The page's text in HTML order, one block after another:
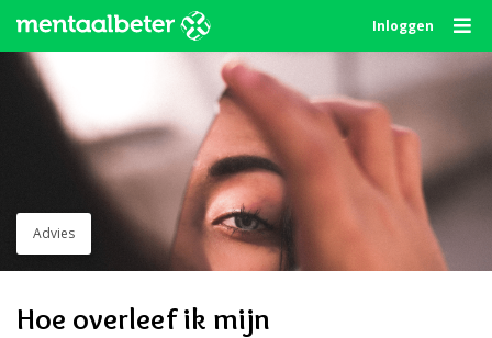
content
Inloggen
Advies
Hoe overleef ik mijn